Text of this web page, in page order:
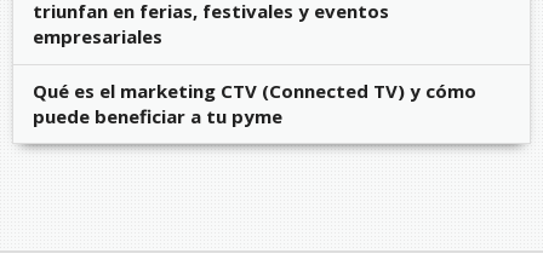
triunfan en ferias, festivales y eventos
empresariales
Qué es el marketing CTV (Connected TV) y cómo
puede beneficiar a tu pyme